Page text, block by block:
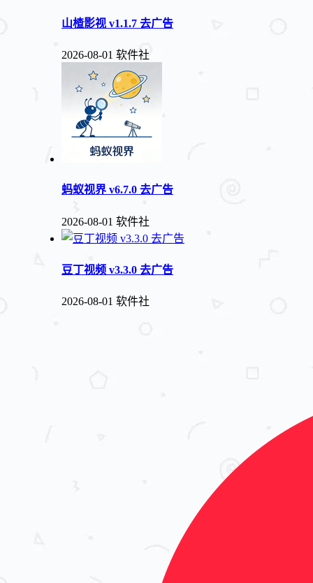
山楂影视 v1.1.7 去广告
2026-08-01 软件社
蚂蚁视界 v6.7.0 去广告
2026-08-01 软件社
豆丁视频 v3.3.0 去广告
2026-08-01 软件社